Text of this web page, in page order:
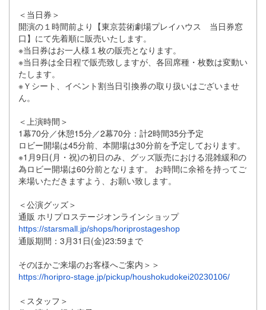
＜当日券＞
開演の１時間前より【東京芸術劇場プレイハウス 当日券窓
口】にて先着順に販売いたします。
※当日券はお一人様１枚の販売となります。
※当日券は全日程で販売致しますが、各回席種・ 枚数は変動い
たします。
※Ｙシート、イベント割当日引換券の取り扱いはございませ
ん。
＜上演時間＞
1幕70分／休憩15分／2幕70分：計2時間35分予定
ロビー開場は45分前、本開場は30分前を予定しております。
※1月9日(月・祝)の初日のみ、 グッズ販売における混雑緩和の
為ロビー開場は60分前となります。 お時間に余裕を持ってご
来場いただきますよう、お願い致します。
＜公演グッズ＞
通販 ホリプロステージオンラインショップ
https://starsmall.jp/shops/horiprostageshop
通販期間：3月31日(金)23:59まで
そのほかご来場のお客様へご案内＞＞
https://horipro-stage.jp/pickup/houshokudokei20230106/
＜スタッフ＞